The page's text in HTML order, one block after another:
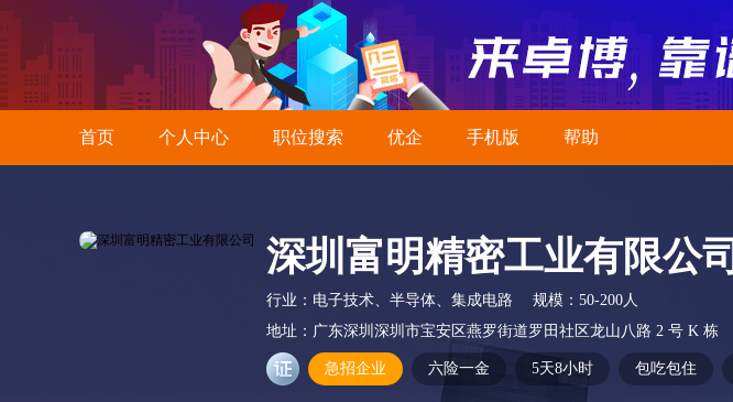
首页 个人中心 职位搜索 优企 手机版 帮助
深圳富明精密工业有限公司
行业： 电子技术、半导体、集成电路 规模： 50-200人
地址： 广东深圳深圳市宝安区燕罗街道罗田社区龙山八路 2 号 K 栋
急招企业 六险一金 5天8小时 包吃包住